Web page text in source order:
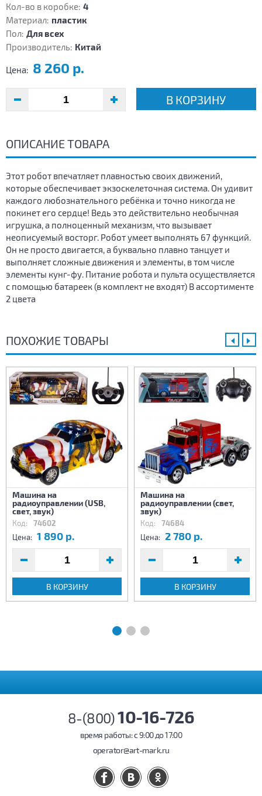
Кол-во в коробке: 4
Материал: пластик
Пол: Для всех
Производитель: Китай
Цена: 8 260 р.
В КОРЗИНУ
ОПИСАНИЕ ТОВАРА
Этот робот впечатляет плавностью своих движений,
которые обеспечивает экзоскелеточная система. Он удивит
каждого любознательного ребёнка и точно никогда не
покинет его сердце! Ведь это действительно необычная
игрушка, а полноценный механизм, что вызывает
неописуемый восторг. Робот умеет выполнять 67 функций.
Он не просто двигается, а буквально плавно танцует и
выполняет сложные движения и элементы, в том числе
элементы кунг-фу. Питание робота и пульта осуществляется
с помощью батареек (в комплект не входят) В ассортименте
2 цвета
ПОХОЖИЕ ТОВАРЫ
Машина на
радиоуправлении (USB,
свет, звук)
Код: 74602
Цена: 1 890 р.
В КОРЗИНУ
Машина на
радиоуправлении (свет,
звук)
Код: 74684
Цена: 2 780 р.
В КОРЗИНУ
8-(800)10-16-726
время работы: c 9:00 до 17:00
operator@art-mark.ru